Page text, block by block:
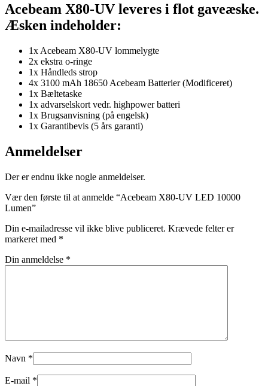
Acebeam X80-UV leveres i flot gaveæske.
Æsken indeholder:
1x Acebeam X80-UV lommelygte
2x ekstra o-ringe
1x Håndleds strop
4x 3100 mAh 18650 Acebeam Batterier (Modificeret)
1x Bæltetaske
1x advarselskort vedr. highpower batteri
1x Brugsanvisning (på engelsk)
1x Garantibevis (5 års garanti)
Anmeldelser
Der er endnu ikke nogle anmeldelser.
Vær den første til at anmelde “Acebeam X80-UV LED 10000
Lumen”
Din e-mailadresse vil ikke blive publiceret. Krævede felter er
markeret med *
Din anmeldelse *
Navn *
E-mail *